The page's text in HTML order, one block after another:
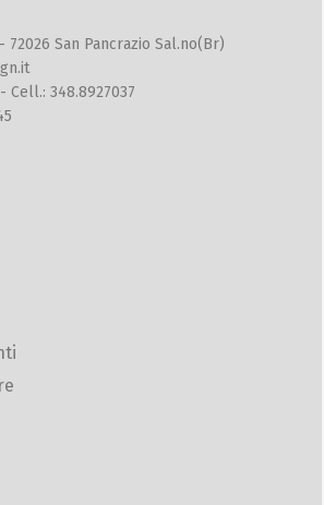
72026 San Pancrazio Sal.no(Br)
Cell.: 348.8927037